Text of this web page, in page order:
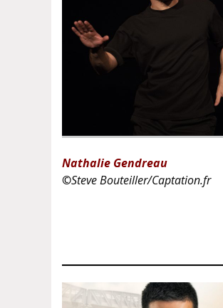
Nathalie Gendreau
©Steve Bouteiller/Captation.fr